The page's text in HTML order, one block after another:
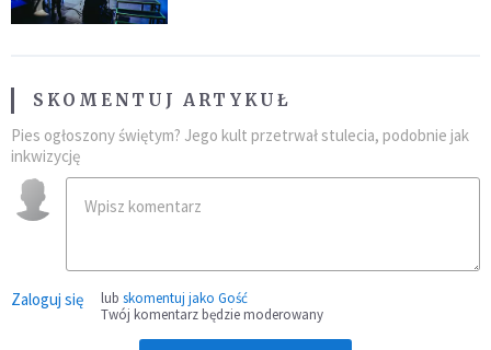
SKOMENTUJ ARTYKUŁ
Pies ogłoszony świętym? Jego kult przetrwał stulecia, podobnie jak
inkwizycję
Zaloguj się lub skomentuj jako Gość
Twój komentarz będzie moderowany